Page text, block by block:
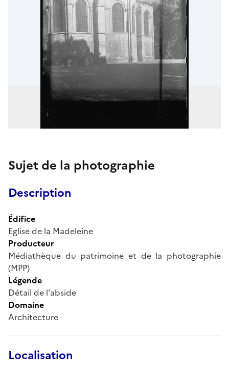
Sujet de la photographie
Description
Édifice
Eglise de la Madeleine
Producteur
Médiathèque du patrimoine et de la photographie
(MPP)
Légende
Détail de l'abside
Domaine
Architecture
Localisation